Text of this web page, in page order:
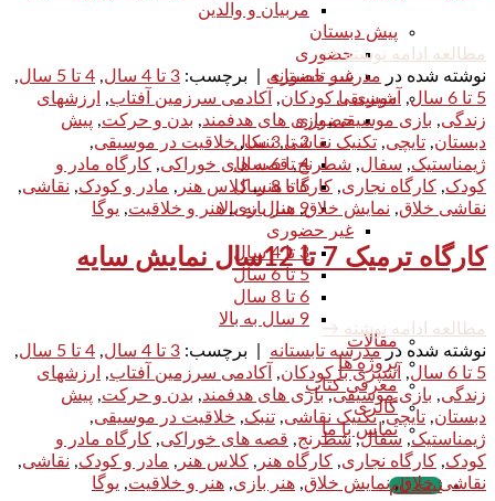
مربیان و والدین
پیش دبستان
حضوری
غیر حضوری
موسیقی
حضوری
2 تا 3 سال
4 تا 6 سال
6 تا 8 سال
9 سال به بالا
غیر حضوری
3 تا 4 سال
5 تا 6 سال
6 تا 8 سال
9 سال به بالا
مقالات
پروژه ها
معرفی کتاب
گالری
تماس با ما
ثبت نام
مطالعه ادامه نوشته→
نوشته شده در مدرسه تابستانه برچسب: 3 تا 4 سال , 4 تا 5 سال
,
5 تا 6 سال
, آشپزی با کودکان, آکادمی سرزمین آفتاب,
ارزشهای
زندگی, بازی موسیقی,بازی های هدفمند, بدن و حرکت, پیش
دبستان, تایچی, تکنیک نقاشی,تنبک,خلاقیت در موسیقی,
ژیمناستیک, سفال, شطرنج,قصه های خوراکی, کارگاه مادر و
کودک, کارگاه نجاری, کارگاه هنر,کلاس هنر , مادر و کودک, نقاشی,
نقاشی خلاق, نمایش خلاق, هنر بازی,هنر و خلاقیت, یوگا
کارگاه ترمیک 7 تا 12سال نمایش سایه
مطالعه ادامه نوشته →
نوشته شده درمدرسه تابستانه برچسب: 3 تا 4 سال , 4 تا 5 سال
,
5 تا 6 سال
, آشپزی با کودکان, آکادمی سرزمین آفتاب,
ارزشهای
زندگی, بازی موسیقی,بازی های هدفمند, بدن و حرکت, پیش
دبستان, تایچی,تکنیک نقاشی, تنبک, خلاقیت در موسیقی,
ژیمناستیک, سفال,شطرنج, قصه های خوراکی, کارگاه مادر و
کودک, کارگاه نجاری, کارگاه هنر , کلاس هنر , مادر و کودک, نقاشی,
نقاشی خلاق,نمایش خلاق, هنر بازی, هنر و خلاقیت, یوگا